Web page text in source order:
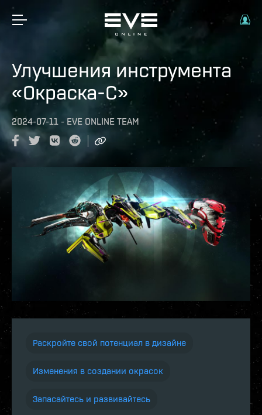
Улучшения инструмента
«Окраска-С»
2024-07-11 - EVE ONLINE TEAM
Раскройте свой потенциал в дизайне
Изменения в создании окрасок
Запасайтесь и развивайтесь